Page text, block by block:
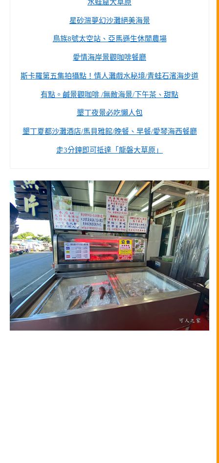
水蛙窟大草原
星砂灣夢幻沙灘絕美海景
鳥族8號太空站、亞馬遜生休閒農場
愛情海岸景觀咖啡餐廳
斯卡羅第五集拍攝點！情人灘戲水秘境/青蛙石濱海步道
有點。鹹景觀咖啡 /無敵海景/下午茶、甜點
墾丁夜景必吃懶人包
墾丁夏都沙灘酒店/馬貝雅館/晚餐、早餐/愛琴海西餐廳
走3分鐘即可抵達「龍磐大草原」